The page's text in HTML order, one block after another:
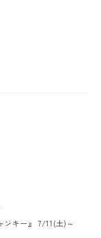
ンキー』 7/11(土)～